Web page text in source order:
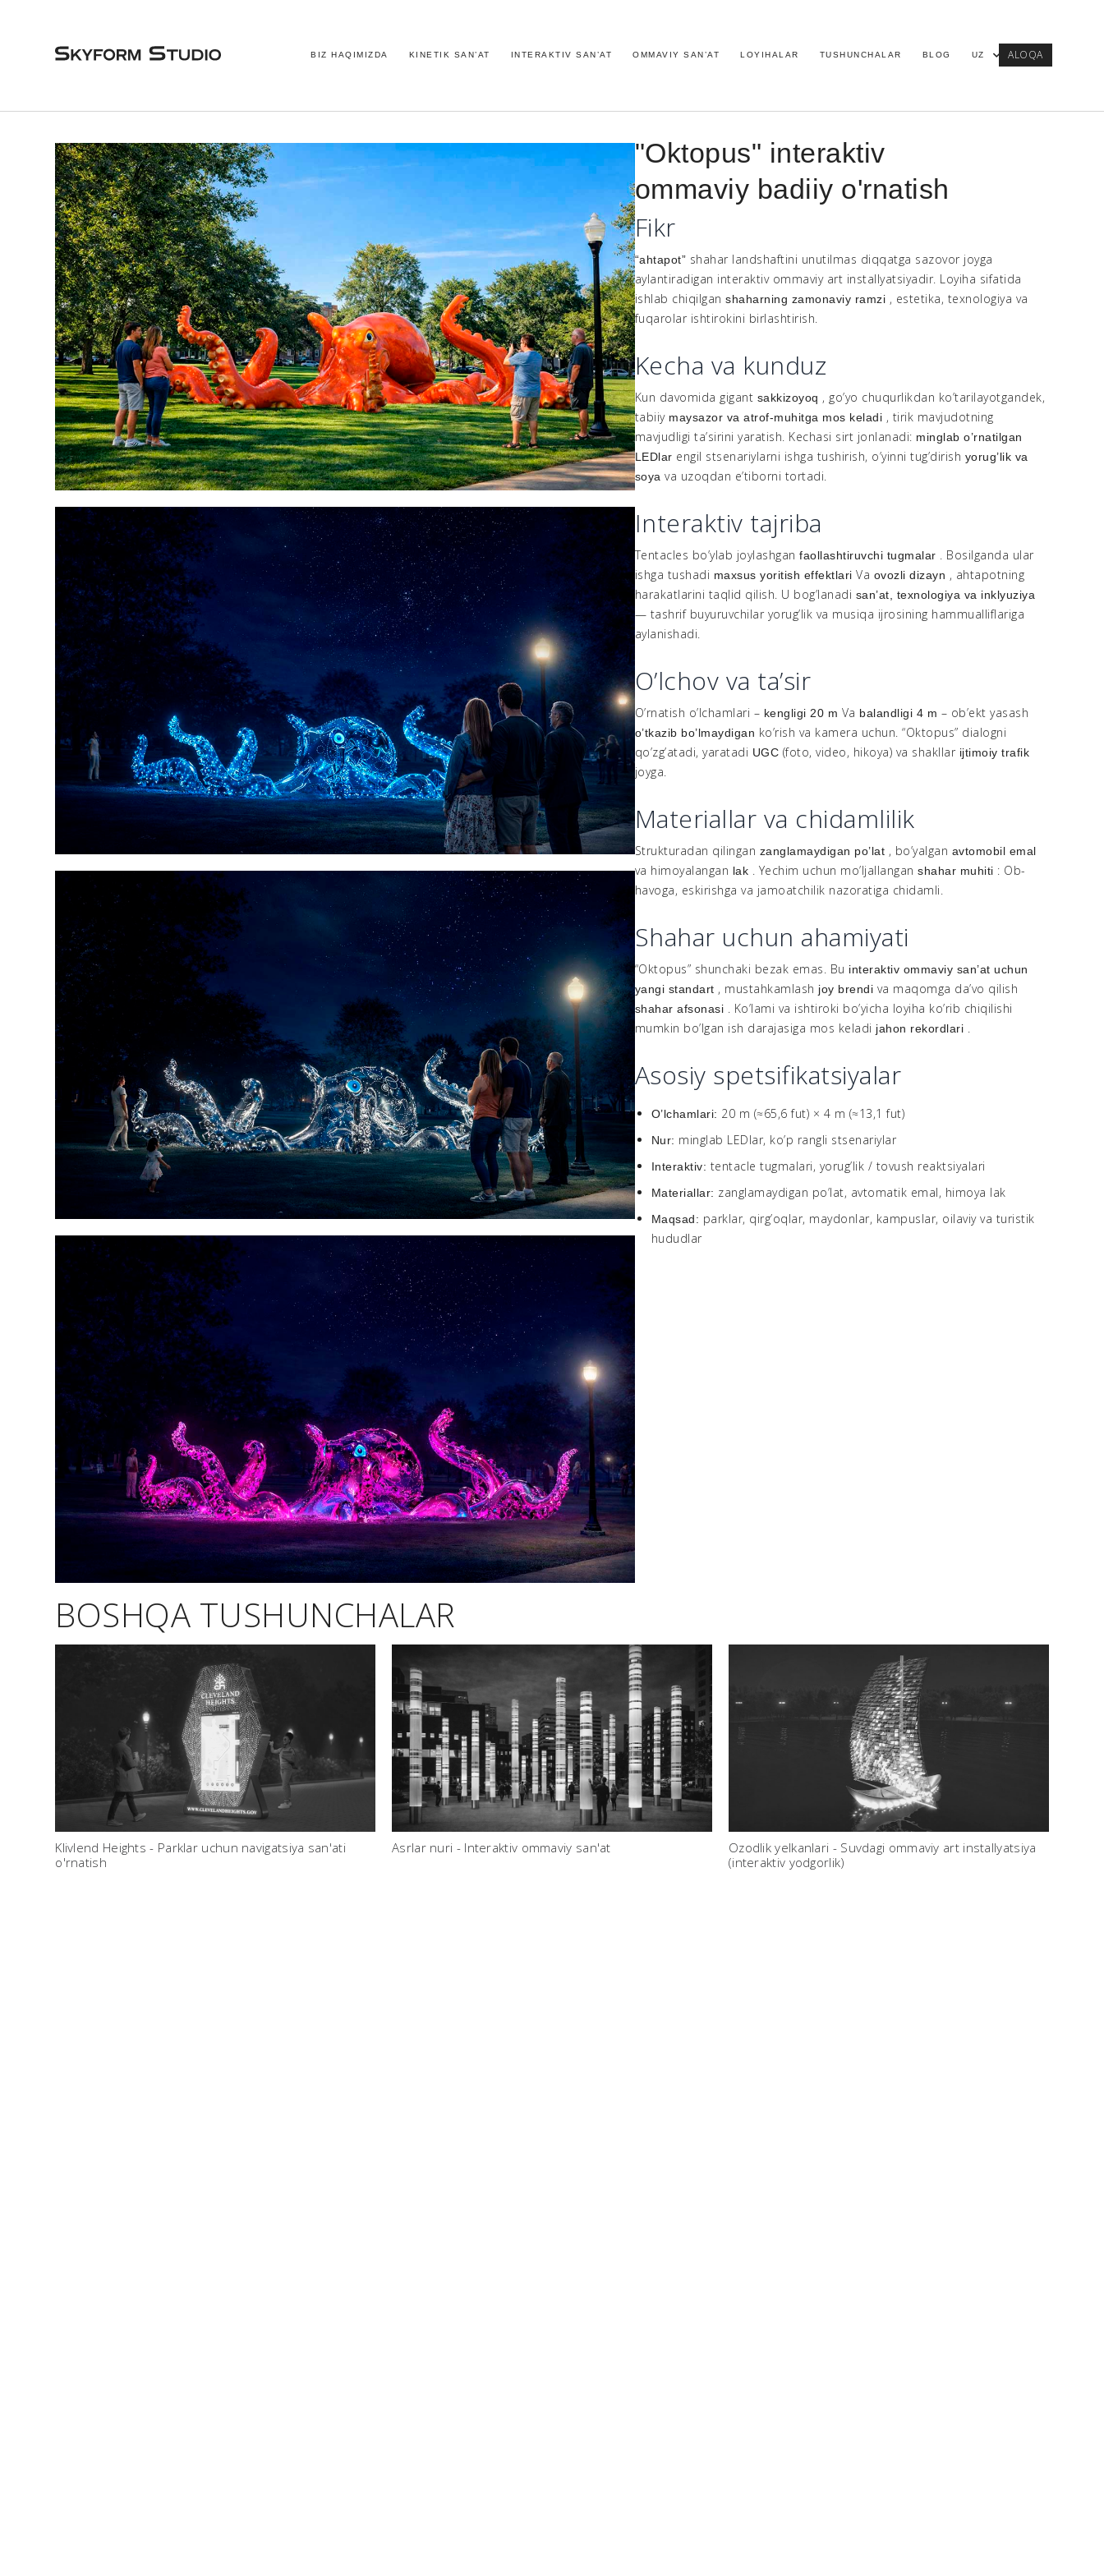
BIZ HAQIMIZDA KINETIK SAN’AT INTERAKTIV SAN’AT OMMAVIY SAN’AT LOYIHALAR TUSHUNCHALAR BLOG UZ ALOQA
"Oktopus" interaktiv
ommaviy badiiy o'rnatish
Fikr
“ahtapot” shahar landshaftini unutilmas diqqatga sazovor joyga
aylantiradigan interaktiv ommaviy art installyatsiyadir. Loyiha sifatida
ishlab chiqilganshaharning zamonaviy ramzi , estetika, texnologiya va
fuqarolar ishtirokini birlashtirish.
Kecha va kunduz
Kun davomida gigant sakkizoyoq , go’yo chuqurlikdan ko’tarilayotgandek,
tabiiy maysazor va atrof-muhitga mos keladi , tirik mavjudotning
mavjudligi ta’sirini yaratish. Kechasi sirt jonlanadi: minglab o’rnatilgan
LEDlar engil stsenariylarni ishga tushirish, o’yinni tug’dirish yorug’lik va
soyava uzoqdan e’tiborni tortadi.
Interaktiv tajriba
Tentacles bo’ylab joylashganfaollashtiruvchi tugmalar
. Bosilganda ular
ishga tushadi maxsus yoritish effektlariVa ovozli dizayn , ahtapotning
harakatlarini taqlid qilish. U bog’lanadi san’at, texnologiya va inklyuziya
— tashrif buyuruvchilar yorug’lik va musiqa ijrosining hammualliflariga
aylanishadi.
O’lchov va ta’sir
O’rnatish o’lchamlari – kengligi 20 m Va balandligi 4 m – ob’ekt yasash
o’tkazib bo’lmaydigan ko’rish va kamera uchun. “Oktopus” dialogni
qo’zg’atadi, yaratadi UGC (foto, video, hikoya) va shakllar ijtimoiy trafik
joyga.
Materiallar va chidamlilik
Strukturadan qilingan zanglamaydigan po’lat , bo’yalgan avtomobil emal
va himoyalangan lak . Yechim uchun mo’ljallanganshahar muhiti : Ob-
havoga, eskirishga va jamoatchilik nazoratiga chidamli.
Shahar uchun ahamiyati
“Oktopus” shunchaki bezak emas. Bu interaktiv ommaviy san’at uchun
yangi standart , mustahkamlash joy brendi va maqomga da’vo qilish
shahar afsonasi
. Ko’lami va ishtiroki bo’yicha loyiha ko’rib chiqilishi
mumkin bo’lgan ish darajasiga mos keladi jahon rekordlari
Asosiy spetsifikatsiyalar
O’lchamlari: 20 m (≈65,6 fut) × 4 m (≈13,1 fut)
Nur: minglab LEDlar, ko’p rangli stsenariylar
Interaktiv: tentacle tugmalari, yorug’lik / tovush reaktsiyalari
Materiallar: zanglamaydigan po’lat, avtomatik emal, himoya lak
Maqsad: parklar, qirg’oqlar, maydonlar, kampuslar, oilaviy va turistik
hududlar
BOSHQA TUSHUNCHALAR
Klivlend Heights - Parklar uchun navigatsiya san'ati
o'rnatish
Asrlar nuri - Interaktiv ommaviy san'at
Ozodlik yelkanlari - Suvdagi ommaviy art installyatsiya
(interaktiv yodgorlik)